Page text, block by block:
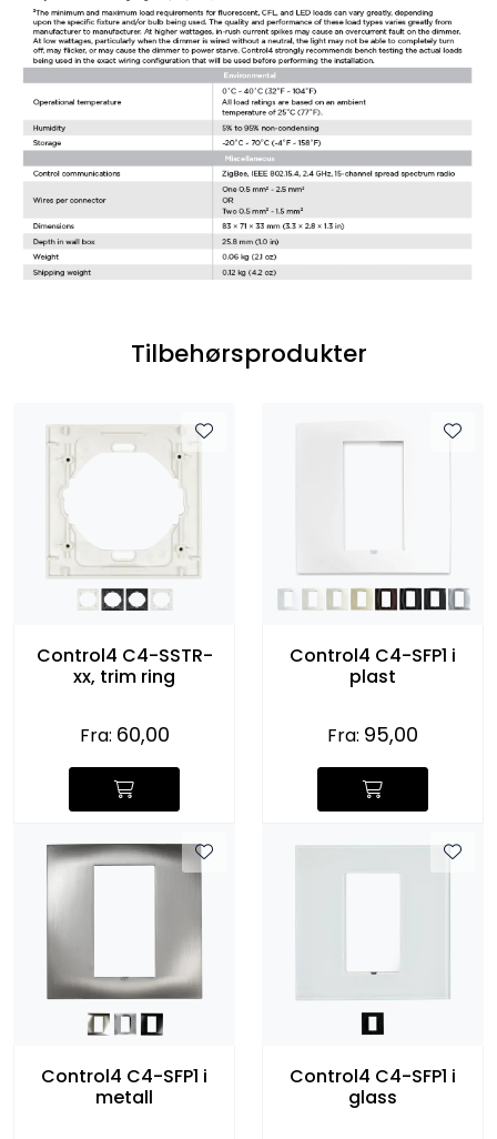
Tilbehørsprodukter
Control4 C4-SSTR-
xx, trim ring
Fra: 60,00
Control4 C4-SFP1 i
plast
Fra: 95,00
Control4 C4-SFP1 i
metall
Control4 C4-SFP1 i
glass